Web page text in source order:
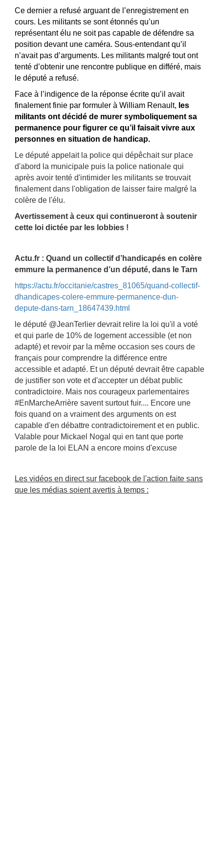
Ce dernier a refusé arguant de l’enregistrement en
cours. Les militants se sont étonnés qu’un
représentant élu ne soit pas capable de défendre sa
position devant une caméra. Sous-entendant qu’il
n’avait pas d’arguments. Les militants malgré tout ont
tenté d’obtenir une rencontre publique en différé, mais
le député a refusé.
Face à l’indigence de la réponse écrite qu’il avait
finalement finie par formuler à William Renault, les
militants ont décidé de murer symboliquement sa
permanence pour figurer ce qu’il faisait vivre aux
personnes en situation de handicap.
Le député appelait la police qui dépêchait sur place
d'abord la municipale puis la police nationale qui
après avoir tenté d'intimider les militants se trouvait
finalement dans l'obligation de laisser faire malgré la
colère de l'élu.
Avertissement à ceux qui continueront à soutenir
cette loi dictée par les lobbies !
Actu.fr : Quand un collectif d’handicapés en colère
emmure la permanence d’un député, dans le Tarn
https://actu.fr/occitanie/castres_81065/quand-collectif-
dhandicapes-colere-emmure-permanence-dun-
depute-dans-tarn_18647439.html
le député @JeanTerlier devrait relire la loi qu'il a voté
et qui parle de 10% de logement accessible (et non
adapté) et revoir par la même occasion ses cours de
français pour comprendre la différence entre
accessible et adapté. Et un député devrait être capable
de justifier son vote et d'accepter un débat public
contradictoire. Mais nos courageux parlementaires
#EnMarcheArrière savent surtout fuir.... Encore une
fois quand on a vraiment des arguments on est
capable d'en débattre contradictoirement et en public.
Valable pour Mickael Nogal​ qui en tant que porte
parole de la loi ELAN a encore moins d'excuse
Les vidéos en direct sur facebook de l'action faite sans
que les médias soientavertis à temps :